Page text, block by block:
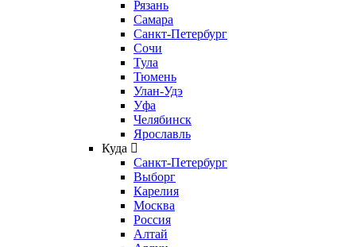
Рязань
Самара
Санкт-Петербург
Сочи
Тула
Тюмень
Улан-Удэ
Уфа
Челябинск
Ярославль
Куда
Санкт-Петербург
Выборг
Карелия
Москва
Россия
Алтай